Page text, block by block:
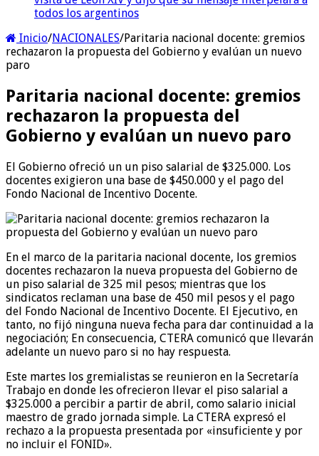
todos los argentinos
Inicio/NACIONALES/Paritaria nacional docente: gremios
rechazaron la propuesta del Gobierno y evalúan un nuevo
paro
Paritaria nacional docente: gremios
rechazaron la propuesta del
Gobierno y evalúan un nuevo paro
El Gobierno ofreció un un piso salarial de $325.000. Los
docentes exigieron una base de $450.000 y el pago del
Fondo Nacional de Incentivo Docente.
En el marco de la paritaria nacional docente, los gremios
docentes rechazaron la nueva propuesta del Gobierno de
un piso salarial de 325 mil pesos; mientras que los
sindicatos reclaman una base de 450 mil pesos y el pago
del Fondo Nacional de Incentivo Docente. El Ejecutivo, en
tanto, no fijó ninguna nueva fecha para dar continuidad a la
negociación; En consecuencia, CTERA comunicó que llevarán
adelante un nuevo paro si no hay respuesta.
Este martes los gremialistas se reunieron en la Secretaría
Trabajo en donde les ofrecieron llevar el piso salarial a
$325.000 a percibir a partir de abril, como salario inicial
maestro de grado jornada simple. La CTERA expresó el
rechazo a la propuesta presentada por «insuficiente y por
no incluir el FONID».